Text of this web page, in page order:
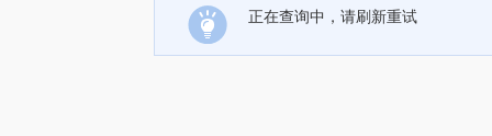
正在查询中，请刷新重试